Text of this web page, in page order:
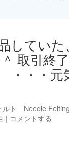
してい
取引終
・・・
ルト Needle
| コメントする